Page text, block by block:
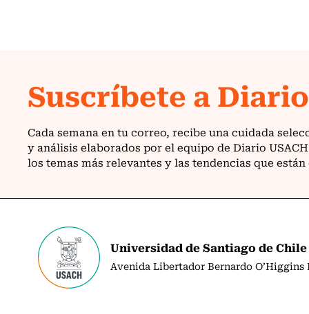
Universidad de Santiago de Chile
Avenida Libertador Bernardo